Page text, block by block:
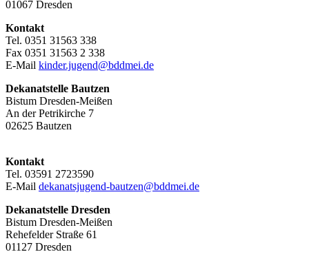
01067 Dresden
Kontakt
Tel. 0351 31563 338
Fax 0351 31563 2 338
E-Mail kinder.jugend@bddmei.de
Dekanatstelle Bautzen
Bistum Dresden-Meißen
An der Petrikirche 7
02625 Bautzen
Kontakt
Tel. 03591 2723590
E-Mail dekanatsjugend-bautzen@bddmei.de
Dekanatstelle Dresden
Bistum Dresden-Meißen
Rehefelder Straße 61
01127 Dresden